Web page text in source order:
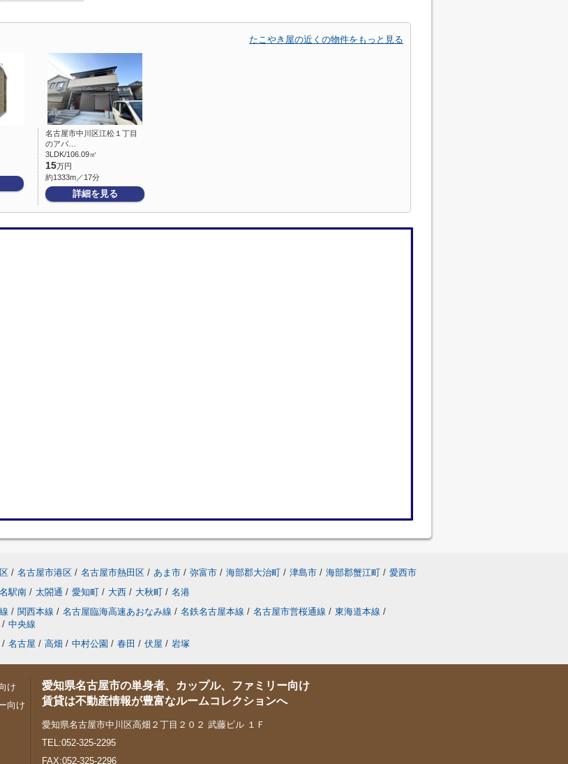
たこやき屋の近くの物件をもっと見る
名古屋市中川区江松１丁目
のアパ…
3LDK/106.09㎡
15万円
約1333m／17分
詳細を見る
/ 名古屋市港区 / 名古屋市熱田区 / あま市 / 弥富市 / 海部郡大治町 / 津島市 / 海部郡蟹江町 / 愛西市
名駅南 / 太閤通 / 愛知町 / 大西 / 大秋町 / 名港
/ 関西本線 / 名古屋臨海高速あおなみ線 / 名鉄名古屋本線 / 名古屋市営桜通線 / 東海道本線 /
/ 中央線
/ 名古屋 / 高畑 / 中村公園 / 春田 / 伏屋 / 岩塚
け
向け
愛知県名古屋市の単身者、カップル、ファミリー向け
賃貸は不動産情報が豊富なルームコレクションへ
愛知県名古屋市中川区高畑２丁目２０２ 武藤ビル １Ｆ
TEL:052-325-2295
FAX:052-325-2296